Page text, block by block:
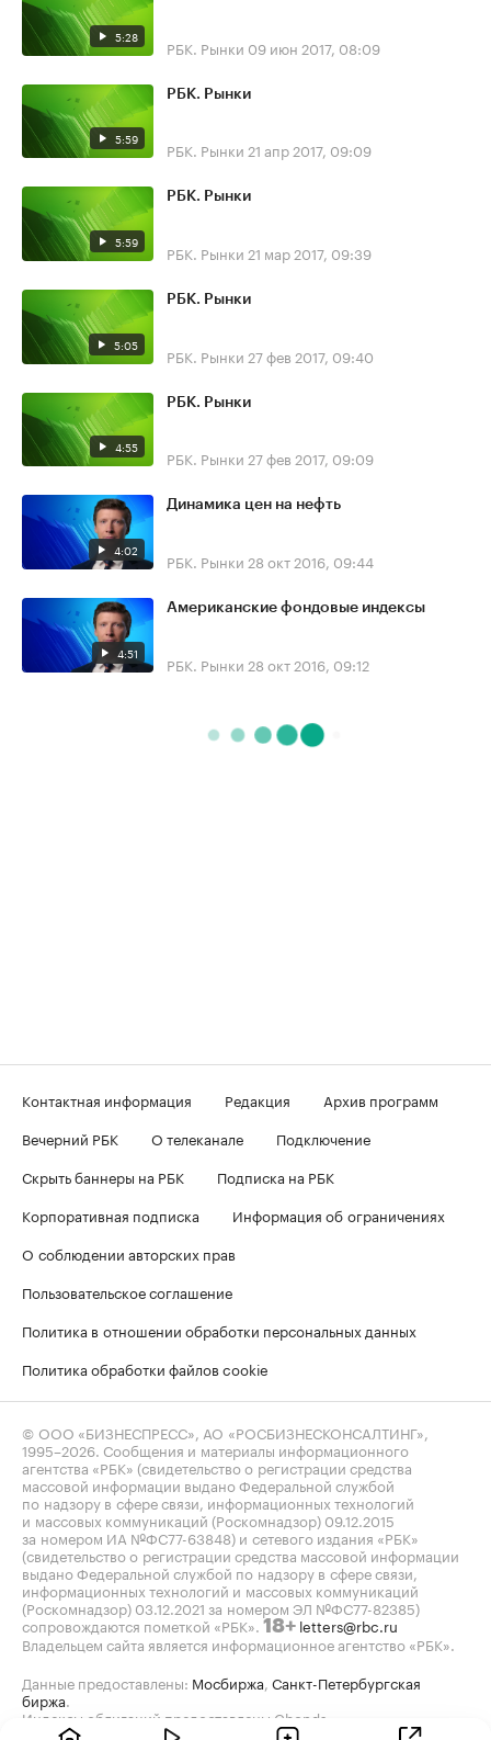
5:28 РБК. Рынки 09 июн 2017, 08:09
5:59
РБК. Рынки
РБК. Рынки 21 апр 2017, 09:09
5:59
РБК. Рынки
РБК. Рынки 21 мар 2017, 09:39
5:05
РБК. Рынки
РБК. Рынки 27 фев 2017, 09:40
4:55
РБК. Рынки
РБК. Рынки 27 фев 2017, 09:09
4:02
Динамика цен на нефть
РБК. Рынки 28 окт 2016, 09:44
4:51
Американские фондовые индексы
РБК. Рынки 28 окт 2016, 09:12
Контактная информация Редакция
Архив программ
Вечерний РБК
О телеканале
Подключение
Скрыть баннеры на РБК
Подписка на РБК
Корпоративная подписка
Информация об ограничениях
О соблюдении авторских прав
Пользовательское соглашение
Политика в отношении обработки персональных данных
Политика обработки файлов cookie
© ООО «БИЗНЕСПРЕСС», АО «РОСБИЗНЕСКОНСАЛТИНГ»,
1995–2026 . Сообщения и материалы информационного
агентства «РБК» (свидетельство о регистрации средства
массовой информации выдано Федеральной службой
по надзору в сфере связи, информационных технологий
и массовых коммуникаций (Роскомнадзор) 09.12.2015
за номером ИА №ФС77-63848) и сетевого издания «РБК»
(свидетельство о регистрации средства массовой информации
выдано Федеральной службой по надзору в сфере связи,
информационных технологий и массовых коммуникаций
(Роскомнадзор) 03.12.2021 за номером ЭЛ №ФС77-82385)
сопровождаются пометкой «РБК». 18+ letters@rbc.ru
Владельцем сайта является информационное агентство «РБК».
Данные предоставлены: Мосбиржа Санкт-Петербургская
биржа
Индексы облигаций предоставлены Cbonds.